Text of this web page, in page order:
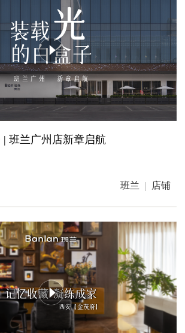
班兰广州店新章启航
班兰 店铺